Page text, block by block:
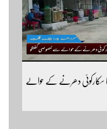
سکارکوئی دھرنے کے حوالے